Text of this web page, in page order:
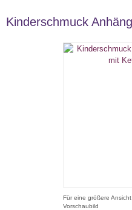
Kinderschmuck
Für eine größere
Vorschaubild